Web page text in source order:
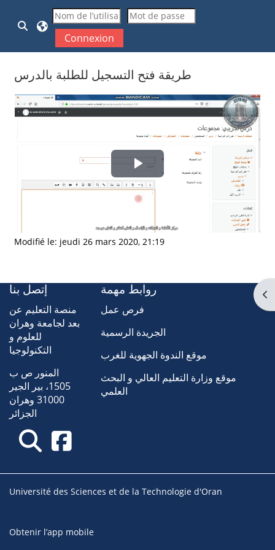
Passer au contenu principal
Activer/désactiver la saisie de recherche
Connexion
طريقة فتح التسجيل للطلبة بالدرس
Conditions d’achèvement
Lire
la
vidéo
Modifié le: jeudi 26 mars 2020, 21:19
إتصل بنا
منصة التعليم عن
بعد لجامعة وهران
للعلوم و
التكنولوجيا
المنور ص ب
1505، بير الجير
31000 وهران
الجزائر
روابط مهمة
فرص عمل
الجريدة الرسمية
موقع الندوة الجهوية للغرب
موقع وزارة التعليم العالي و البحث
العلمي
Université des Sciences et de la Technologie d'Oran
Obtenir l’app mobile